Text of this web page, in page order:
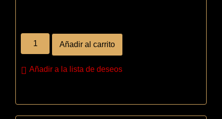
Añadir al carrito
Añadir a la lista de deseos